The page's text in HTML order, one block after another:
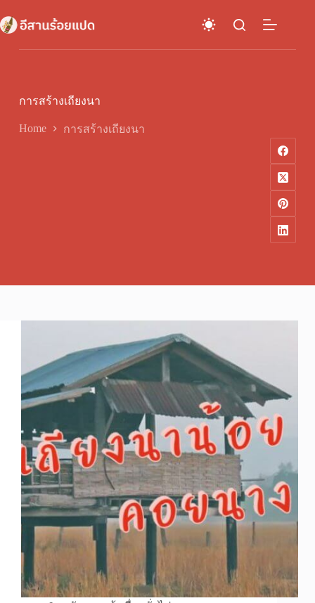
to
content
การสร้างเถียงนา
Home การสร้างเถียงนา